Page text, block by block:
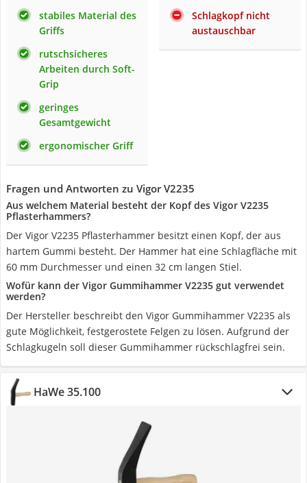
stabiles Material des
Griffs
rutschsicheres
Arbeiten durch Soft-
Grip
geringes
Gesamtgewicht
ergonomischer Griff
Schlagkopf nicht
austauschbar
Fragen und Antworten zu Vigor V2235
Aus welchem Material besteht der Kopf des Vigor V2235
Pflasterhammers?
Der Vigor V2235 Pflasterhammer besitzt einen Kopf, der aus
hartem Gummi besteht. Der Hammer hat eine Schlagfläche mit
60 mm Durchmesser und einen 32 cm langen Stiel.
Wofür kann der Vigor Gummihammer V2235 gut verwendet
werden?
Der Hersteller beschreibt den Vigor Gummihammer V2235 als
gute Möglichkeit, festgerostete Felgen zu lösen. Aufgrund der
Schlagkugeln soll dieser Gummihammer rückschlagfrei sein.
HaWe 35.100